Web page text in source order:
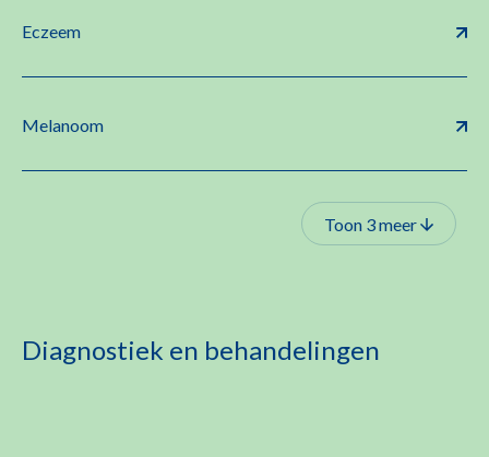
Eczeem
Melanoom
Toon 3 meer
Diagnostiek en behandelingen